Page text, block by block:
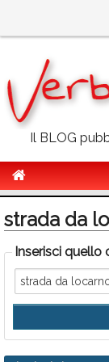
Il BLOG
Politica
Sport
Eventi
Info Utili
Rubriche
strada da
Inserisci quello